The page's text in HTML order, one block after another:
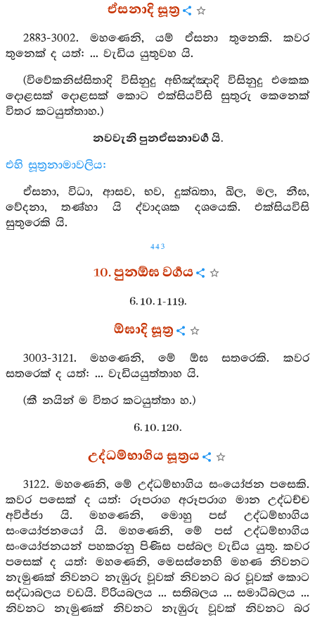
ඒසනාදි සූත්‍ර
2883-3002. මහණෙනි, යම් ඒසනා තුනෙකි. කවර
තුනෙක් ද යත්: ... වැඩිය යුතුවහ යි.
(විවේකනිස්සිතාදි විසිනුදු අභිඤ්ඤාදි විසිනුදු එකෙක
දොළසක් දොළසක් කොට එක්සියවිසි සුතුරු කෙනෙක්
විතර කටයුත්තාහ.)
නවවැනි පුනඒසනාවර්‍ග යි.
එහි සූත්‍රනාමාවලිය:
ඒසනා, විධා, ආසව, භව, දුක්ඛතා, ඛිල, මල, නීඝ,
වේදනා, තණ්හා යි ද්වාදශක දශයෙකි. එක්සියවිසි
සුතුරෙකි යි.
443
10. පුනඕඝ වර්‍ගය
6. 10. 1-119.
ඕඝාදි සූත්‍ර
3003-3121. මහණෙනි, මේ ඕඝ සතරෙකි. කවර
සතරෙක් ද යත්: ... වැඩියයුත්තාහ යි.
(කී නයින් ම විතර කටයුත්තා හ.)
6. 10. 120.
උද්ධම්භාගිය සූත්‍රය
3122. මහණෙනි, මේ උද්ධම්භාගිය සංයෝජන පසෙකි.
කවර පසෙක් ද යත්: රූපරාග අරූපරාග මාන උද්ධච්ච
අවිජ්ජා යි. මහණෙනි, මොහු පස් උද්ධම්භාගිය
සංයෝජනයෝ යි. මහණෙනි, මේ පස් උද්ධම්භාගිය
සංයෝජනයන් පහකරනු පිණිස පස්බල වැඩිය යුතු. කවර
පසෙක් ද යත්: මහණෙනි, මෙසස්නෙහි මහණ නිවනට
නැමුණක් නිවනට නැඹුරු වූවක් නිවනට බර වූවක් කොට
සද්ධාබලය වඩයි. විරියබලය ... සතිබලය ... සමාධිබලය ...
නිවනට නැමුණක් නිවනට නැඹුරු වූවක් නිවනට බර